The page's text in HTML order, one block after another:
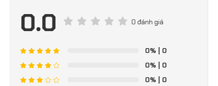
0.0 0 đánh giá
0% | 0
0% | 0
0% | 0